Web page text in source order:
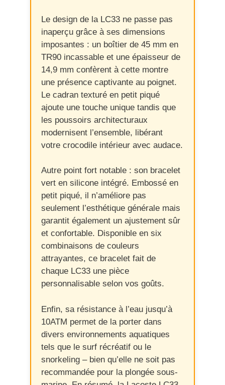
Le design de la LC33 ne passe pas
inaperçu grâce à ses dimensions
imposantes : un boîtier de 45 mm en
TR90 incassable et une épaisseur de
14,9 mm confèrent à cette montre
une présence captivante au poignet.
Le cadran texturé en petit piqué
ajoute une touche unique tandis que
les poussoirs architecturaux
modernisent l’ensemble, libérant
votre crocodile intérieur avec audace.
Autre point fort notable : son bracelet
vert en silicone intégré. Embossé en
petit piqué, il n’améliore pas
seulement l’esthétique générale mais
garantit également un ajustement sûr
et confortable. Disponible en six
combinaisons de couleurs
attrayantes, ce bracelet fait de
chaque LC33 une pièce
personnalisable selon vos goûts.
Enfin, sa résistance à l’eau jusqu’à
10ATM permet de la porter dans
divers environnements aquatiques
tels que le surf récréatif ou le
snorkeling – bien qu’elle ne soit pas
recommandée pour la plongée sous-